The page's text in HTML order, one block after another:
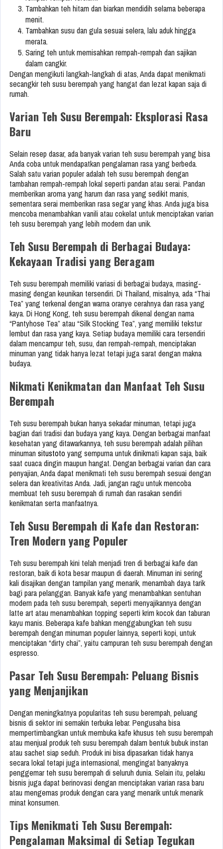
Tambahkan teh hitam dan biarkan mendidih selama beberapa
menit.
Tambahkan susu dan gula sesuai selera, lalu aduk hingga
merata.
Saring teh untuk memisahkan rempah-rempah dan sajikan
dalam cangkir.
Dengan mengikuti langkah-langkah di atas, Anda dapat menikmati
secangkir teh susu berempah yang hangat dan lezat kapan saja di
rumah.
Varian Teh Susu Berempah: Eksplorasi Rasa
Baru
Selain resep dasar, ada banyak varian teh susu berempah yang bisa
Anda coba untuk mendapatkan pengalaman rasa yang berbeda.
Salah satu varian populer adalah teh susu berempah dengan
tambahan rempah-rempah lokal seperti pandan atau serai. Pandan
memberikan aroma yang harum dan rasa yang sedikit manis,
sementara serai memberikan rasa segar yang khas. Anda juga bisa
mencoba menambahkan vanili atau cokelat untuk menciptakan varian
teh susu berempah yang lebih modern dan unik.
Teh Susu Berempah di Berbagai Budaya:
Kekayaan Tradisi yang Beragam
Teh susu berempah memiliki variasi di berbagai budaya, masing-
masing dengan keunikan tersendiri. Di Thailand, misalnya, ada “Thai
Tea” yang terkenal dengan warna oranye cerahnya dan rasa yang
kaya. Di Hong Kong, teh susu berempah dikenal dengan nama
“Pantyhose Tea” atau “Silk Stocking Tea”, yang memiliki tekstur
lembut dan rasa yang kaya. Setiap budaya memiliki cara tersendiri
dalam mencampur teh, susu, dan rempah-rempah, menciptakan
minuman yang tidak hanya lezat tetapi juga sarat dengan makna
budaya.
Nikmati Kenikmatan dan Manfaat Teh Susu
Berempah
Teh susu berempah bukan hanya sekadar minuman, tetapi juga
bagian dari tradisi dan budaya yang kaya. Dengan berbagai manfaat
kesehatan yang ditawarkannya, teh susu berempah adalah pilihan
minuman situstoto yang sempurna untuk dinikmati kapan saja, baik
saat cuaca dingin maupun hangat. Dengan berbagai varian dan cara
penyajian, Anda dapat menikmati teh susu berempah sesuai dengan
selera dan kreativitas Anda. Jadi, jangan ragu untuk mencoba
membuat teh susu berempah di rumah dan rasakan sendiri
kenikmatan serta manfaatnya.
Teh Susu Berempah di Kafe dan Restoran:
Tren Modern yang Populer
Teh susu berempah kini telah menjadi tren di berbagai kafe dan
restoran, baik di kota besar maupun di daerah. Minuman ini sering
kali disajikan dengan tampilan yang menarik, menambah daya tarik
bagi para pelanggan. Banyak kafe yang menambahkan sentuhan
modern pada teh susu berempah, seperti menyajikannya dengan
latte art atau menambahkan topping seperti krim kocok dan taburan
kayu manis. Beberapa kafe bahkan menggabungkan teh susu
berempah dengan minuman populer lainnya, seperti kopi, untuk
menciptakan “dirty chai”, yaitu campuran teh susu berempah dengan
espresso.
Pasar Teh Susu Berempah: Peluang Bisnis
yang Menjanjikan
Dengan meningkatnya popularitas teh susu berempah, peluang
bisnis di sektor ini semakin terbuka lebar. Pengusaha bisa
mempertimbangkan untuk membuka kafe khusus teh susu berempah
atau menjual produk teh susu berempah dalam bentuk bubuk instan
atau sachet siap seduh. Produk ini bisa dipasarkan tidak hanya
secara lokal tetapi juga internasional, mengingat banyaknya
penggemar teh susu berempah di seluruh dunia. Selain itu, pelaku
bisnis juga dapat berinovasi dengan menciptakan varian rasa baru
atau mengemas produk dengan cara yang menarik untuk menarik
minat konsumen.
Tips Menikmati Teh Susu Berempah:
Pengalaman Maksimal di Setiap Tegukan